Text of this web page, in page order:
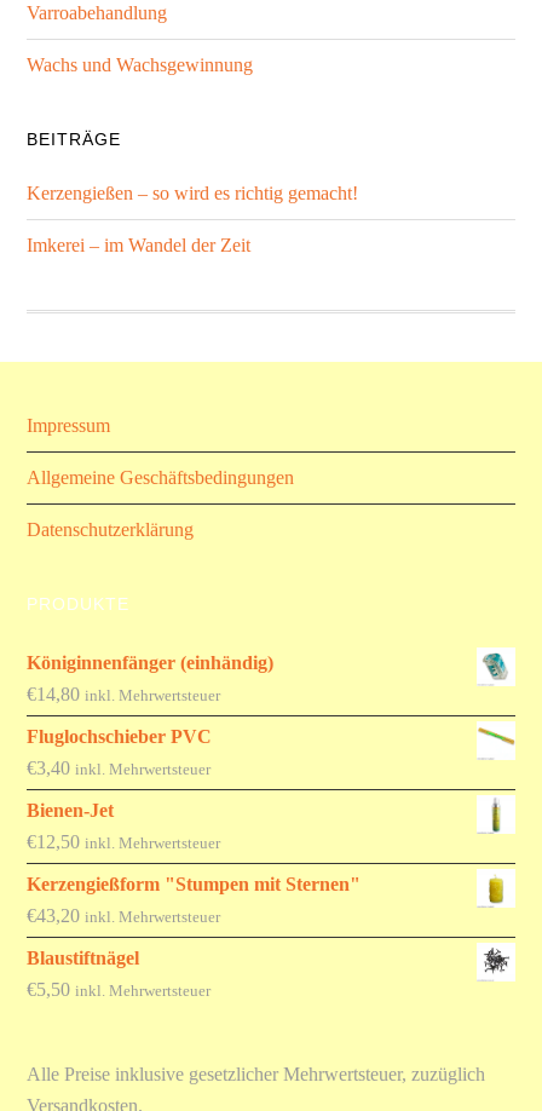
Varroabehandlung
Wachs und Wachsgewinnung
BEITRÄGE
Kerzengießen – so wird es richtig gemacht!
Imkerei – im Wandel der Zeit
Impressum
Allgemeine Geschäftsbedingungen
Datenschutzerklärung
PRODUKTE
Königinnenfänger (einhändig)
€14,80 inkl. Mehrwertsteuer
Fluglochschieber PVC
€3,40 inkl. Mehrwertsteuer
Bienen-Jet
€12,50 inkl. Mehrwertsteuer
Kerzengießform "Stumpen mit Sternen"
€43,20 inkl. Mehrwertsteuer
Blaustiftnägel
€5,50 inkl. Mehrwertsteuer
Alle Preise inklusive gesetzlicher Mehrwertsteuer, zuzüglich
Versandkosten.